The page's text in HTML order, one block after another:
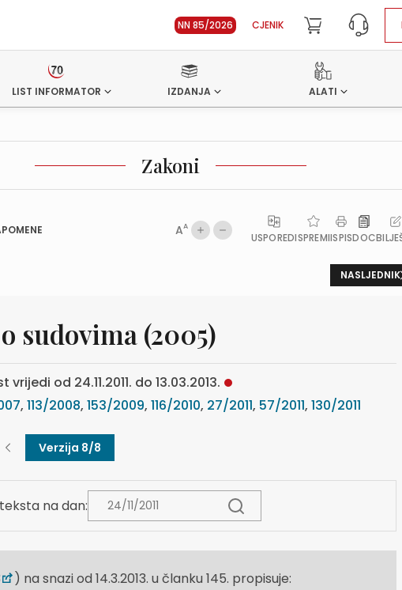
NN 85/2026 CJENIK
LIST INFORMATOR IZDANJA ALATI
Zakoni
AA
USPOREDISPREMIISPISDOC
NASLJEDNIK
sudovima (2005)
od 24.11.2011. do 13.03.2013.
, 113/2008, 153/2009, 116/2010, 27/2011, 57/2011, 130/2011
Verzija 8/8
na dan:
) na snazi od 14.3.2013. u članku 145. propisuje: